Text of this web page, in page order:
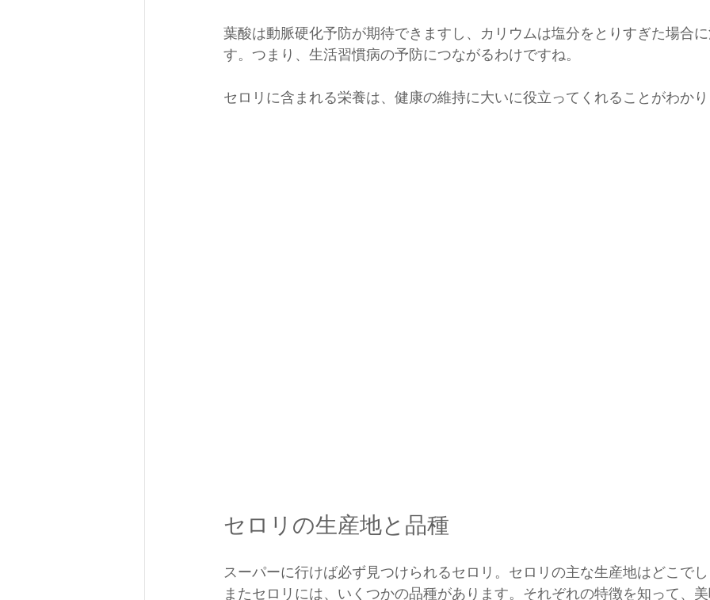
葉酸は動脈硬化予防が期待できますし、カリウムは塩分をとりすぎた場合
す。つまり、生活習慣病の予防につながるわけですね。
セロリに含まれる栄養は、健康の維持に大いに役立ってくれることがわか
セロリの生産地と品種
スーパーに行けば必ず見つけられるセロリ。セロリの主な生産地はどこで
またセロリには、いくつかの品種があります。それぞれの特徴を知って、